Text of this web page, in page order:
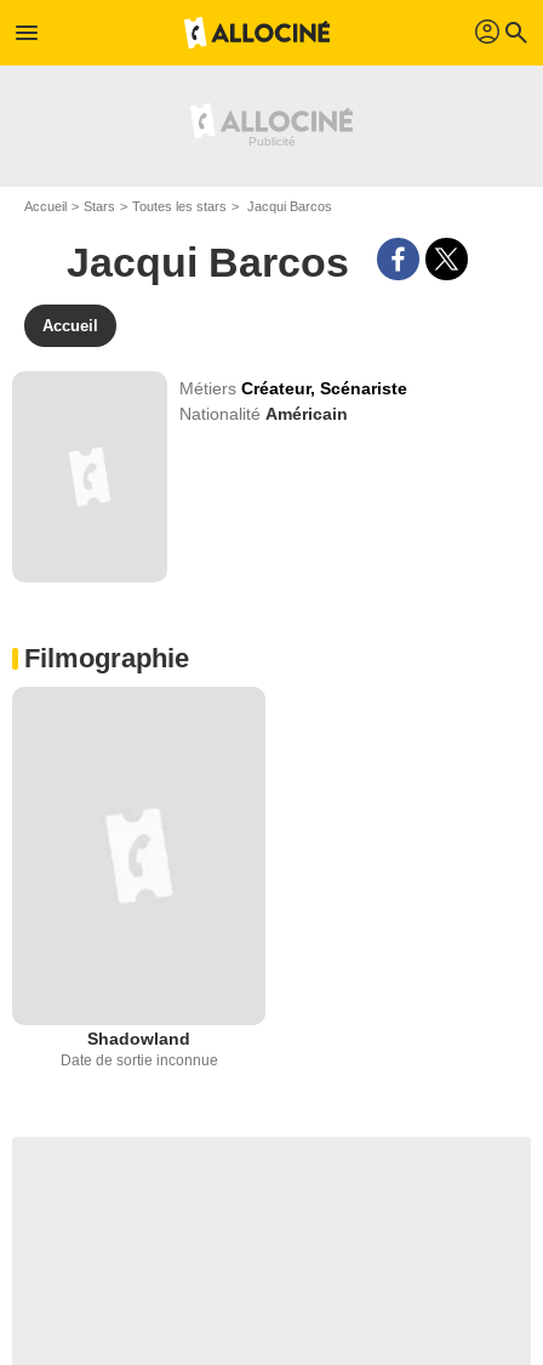
menu profil search
Accueil Stars Toutes les stars Jacqui Barcos
Jacqui Barcos
Accueil
MétiersCréateur,Scénariste
NationalitéAméricain
Filmographie
Shadowland
Date de sortie inconnue